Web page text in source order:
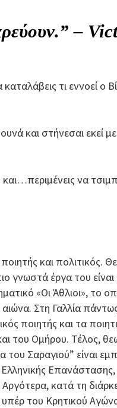
–
τι εννοεί ο
και στήνεσαι εκεί
να
και πολιτικός.
γνωστά έργα του είναι
«Οι Άθλιοι», το
Στη Γαλλία
ποιητής και τα
του Ομήρου. Τέλος,
Σαραγιού” είναι
κατά τη
του Κρητικού